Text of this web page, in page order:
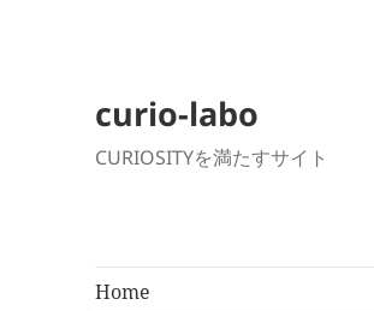
curio-labo
CURIOSITYを満たすサイト
Home